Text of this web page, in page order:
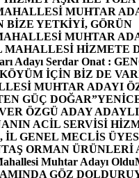
MUHTAR
BİZE YETKİYİ, GÖRÜN
MUHTAR
MAHALLESİ HİZMETE
Adayı Serdar Onat :
İÇİN BİZ DE
MUHTAR ADAYI
GÜÇ DOĞAR”
ÖZGÜ ADAY
ACİL SERVİSİ
İL GENEL MECLİS
ORMAN ÜRÜNLERİ
Muhtar Adayı Oldu
GÖZ